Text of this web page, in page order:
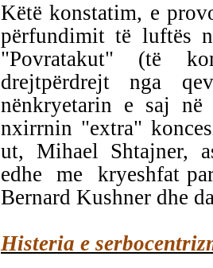
Këtë konstatim, e
përfundimit të luftës
"Povratakut" (të
drejtpërdrejt nga
nënkryetarin e saj
nxirrnin "extra"
ut, Mihael Shtajner,
edhe
me
kryeshfat
Bernard Kushner dhe
Histeria e